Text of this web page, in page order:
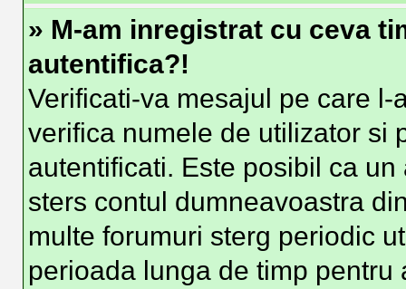
» M-am inregistrat cu ceva
autentifica?!
Verificati-va mesajul pe care
verifica numele de utilizator si
autentificati. Este posibil ca
sters contul dumneavoastra
multe forumuri sterg periodic
perioada lunga de timp